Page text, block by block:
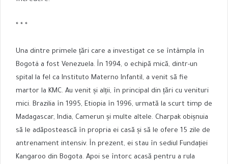
* * *
Una dintre primele țări care a investigat ce se întâmpla în
Bogotá a fost Venezuela. În 1994, o echipă mică, dintr-un
spital la fel ca Instituto Materno Infantil, a venit să fie
martor la KMC. Au venit și alții, în principal din țări cu venituri
mici. Brazilia în 1995, Etiopia în 1996, urmată la scurt timp de
Madagascar, India, Camerun și multe altele. Charpak obișnuia
să le adăpostească în propria ei casă și să le ofere 15 zile de
antrenament intensiv. În prezent, ei stau în sediul Fundației
Kangaroo din Bogota. Apoi se întorc acasă pentru a rula